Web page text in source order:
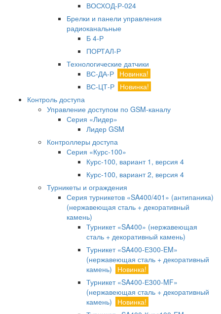
ВОСХОД-Р-024
Брелки и панели управления
радиоканальные
Б 4-Р
ПОРТАЛ-Р
Технологические датчики
ВС-ДА-Р Новинка!
ВС-ЦТ-Р Новинка!
Контроль доступа
Управление доступом по GSM-каналу
Серия «Лидер»
Лидер GSM
Контроллеры доступа
Серия «Курс-100»
Курс-100, вариант 1, версия 4
Курс-100, вариант 2, версия 4
Турникеты и ограждения
Серия турникетов «SA400/401» (антипаника)
(нержавеющая сталь + декоративный
камень)
Турникет «SA400» (нержавеющая
сталь + декоративный камень)
Турникет «SA400-Е300-EM»
(нержавеющая сталь + декоративный
камень)
Новинка!
Турникет «SA400-Е300-MF»
(нержавеющая сталь + декоративный
камень)
Новинка!